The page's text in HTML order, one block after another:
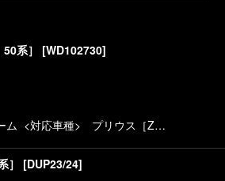
系］ [WD102730]
<対応車種> プリウス［Z…
[DUP23/24]